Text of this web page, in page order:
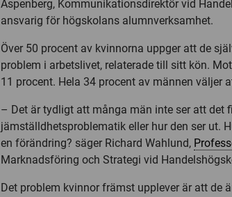
Aspenberg, Kommunikationsdirektör vid
ansvarig för högskolans alumnverksamhet.
Över 50 procent av kvinnorna uppger att de
problem i arbetslivet, relaterade till sitt kön.
11 procent. Hela 34 procent av männen väljer
– Det är tydligt att många män inte ser att det
jämställdhetsproblematik eller hur den ser ut.
en förändring? säger Richard Wahlund,
Marknadsföring och Strategi vid
Det problem kvinnor främst upplever är att de